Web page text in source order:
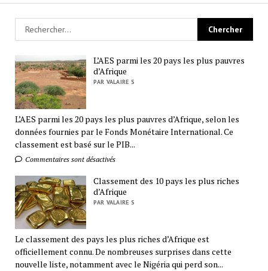
L’AES parmi les 20 pays les plus pauvres
d’Afrique
PAR VALAIRE S
L’AES parmi les 20 pays les plus pauvres d’Afrique, selon les
données fournies par le Fonds Monétaire International. Ce
classement est basé sur le PIB...
Commentaires sont désactivés
Classement des 10 pays les plus riches
d’Afrique
PAR VALAIRE S
Le classement des pays les plus riches d’Afrique est
officiellement connu. De nombreuses surprises dans cette
nouvelle liste, notamment avec le Nigéria qui perd son...